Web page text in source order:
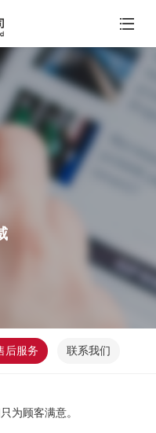
后服务 联系我们
为顾客满意。